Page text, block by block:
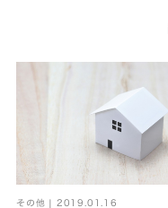
その他 | 2019.01.16